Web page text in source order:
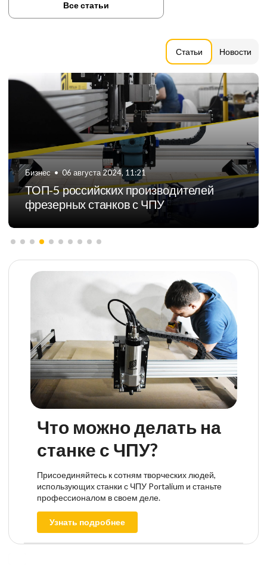
Статьи Новости
Все статьи
Бизнес • 06 августа 2024, 11:21
ТОП-5 российских производителей
фрезерных станков с ЧПУ
Что можно делать на
станке с ЧПУ?
Присоединяйтесь к сотням творческих людей,
использующих станки с ЧПУ Portalium и станьте
профессионалом в своем деле.
Узнать подробнее